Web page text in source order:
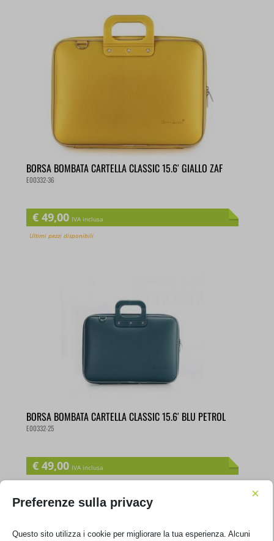
BORSA BOMBATA CARTELLA CLASSIC 15.6′ GIALLO ZAF
E00332-36
€ 49,00 IVA inclusa
Ultimi pezzi disponibili
BORSA BOMBATA CARTELLA CLASSIC 15.6′ BLU PETROL
E00332-25
€ 49,00 IVA inclusa
Preferenze sulla privacy
Questo sito utilizza i cookie per migliorare la tua esperienza. Alcuni